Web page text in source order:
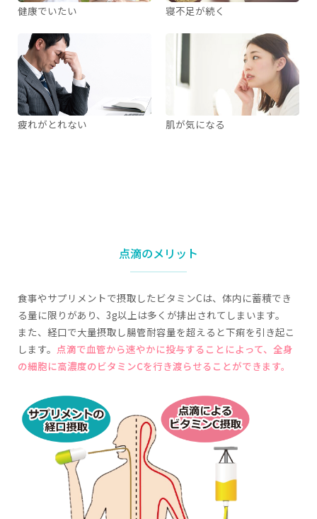
健康でいたい 寝不足が続く
疲れがとれない 肌が気になる
点滴のメリット
食事やサプリメントで摂取したビタミンCは、体内に蓄積でき
る量に限りがあり、3g以上は多くが排出されてしまいます。
また、経口で大量摂取し腸管耐容量を超えると下痢を引き起こ
します。 点滴で血管から速やかに投与することによって、全身
の細胞に高濃度のビタミンCを行き渡らせることができます。